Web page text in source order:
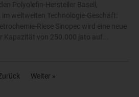
Polyolefin-Hersteller Basell,
weltweiten Technologie-Geschäft:
Riese Sinopec wird eine neue
Kapazität von 250.000 jato auf...
Weiter »